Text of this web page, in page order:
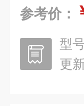
参考价：
型
更